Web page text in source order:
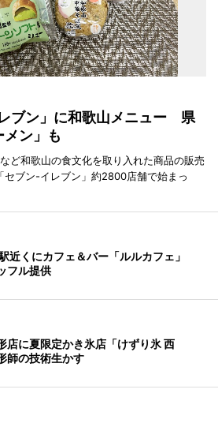
ブン」に和歌山メニュー 県
ン」も
ど和歌山の食文化を取り入れた商品の販売
ブン-イレブン」約2800店舗で始まっ
近くにカフェ＆バー「ルルカフェ」
フル提供
店に夏限定かき氷店「けずり氷 西
の技術生かす